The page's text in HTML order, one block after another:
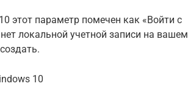
этот параметр помечен как «Войти с
локальной учетной записи на вашем
10